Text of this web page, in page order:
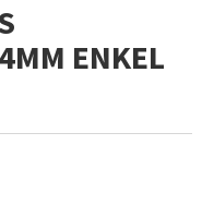
ENKEL